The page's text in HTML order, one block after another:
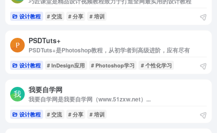
设计教程 # 交流 # 分享 # 培训
PSDTuts+
PSDTuts+是Photoshop教程，从初学者到高级进阶，应有尽有
设计教程 # InDesign应用 # Photoshop学习 # 个性化学习
我要自学网
我要自学网是我要自学网（www.51zxw.net）...
设计教程 # 交流 # 分享 # 培训